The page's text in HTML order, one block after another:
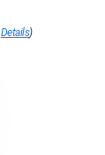
Details)